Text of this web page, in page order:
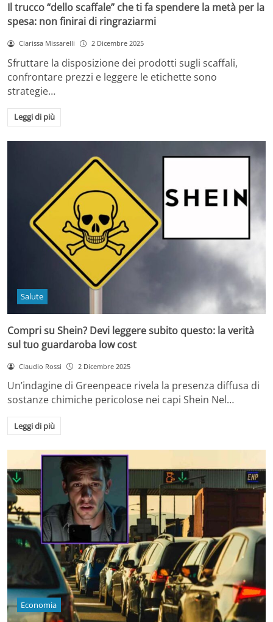
Il trucco “dello scaffale” che ti fa spendere la metà per la
spesa: non finirai di ringraziarmi
Clarissa Missarelli 2 Dicembre 2025
Sfruttare la disposizione dei prodotti sugli scaffali,
confrontare prezzi e leggere le etichette sono
strategie…
Leggi di più
Salute
Compri su Shein? Devi leggere subito questo: la verità
sul tuo guardaroba low cost
Claudio Rossi 2 Dicembre 2025
Un’indagine di Greenpeace rivela la presenza diffusa di
sostanze chimiche pericolose nei capi Shein Nel…
Leggi di più
Economia